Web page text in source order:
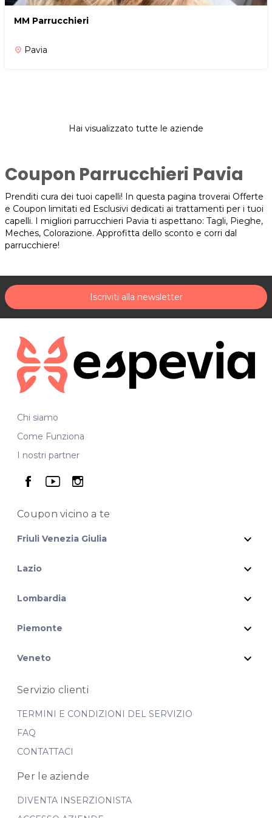
MM Parrucchieri
place Pavia
Hai visualizzato tutte le aziende
Coupon Parrucchieri Pavia
Prenditi cura dei tuoi capelli! In questa pagina troverai Offerte
e Coupon limitati ed Esclusivi dedicati ai trattamenti per i tuoi
capelli. I migliori parrucchieri Pavia ti aspettano: Tagli, Pieghe,
Meches, Colorazione. Approfitta dello sconto e corri dal
parrucchiere!
Iscriviti alla newsletter
Chi siamo
Come Funziona
I nostri partner
seguici su facebook
seguici su youtube
seguici su instagram
Coupon vicinoa te
Friuli Venezia Giulia expand_more
Lazio expand_more
Lombardia expand_more
Piemonte expand_more
Veneto expand_more
Servizio clienti
TERMINI E CONDIZIONI DEL SERVIZIO
FAQ
CONTATTACI
Per le aziende
DIVENTA INSERZIONISTA